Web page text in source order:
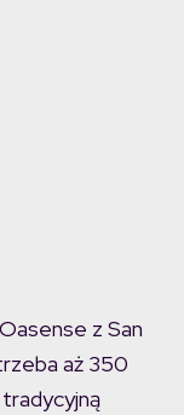
z San
aż 350